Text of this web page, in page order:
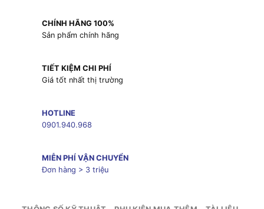
CHÍNH HÃNG 100%
Sản phẩm chính hãng
TIẾT KIỆM CHI PHÍ
Giá tốt nhất thị trường
HOTLINE
0901.940.968
MIỄN PHÍ VẬN CHUYỂN
Đơn hàng > 3 triệu